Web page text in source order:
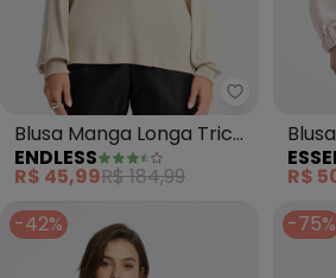
Endless -
Blusa Manga Longa Tricot
Endlles (Bege)
ENDLESS
R$ 45,99R$ 184,99 R$
-42%
-75%